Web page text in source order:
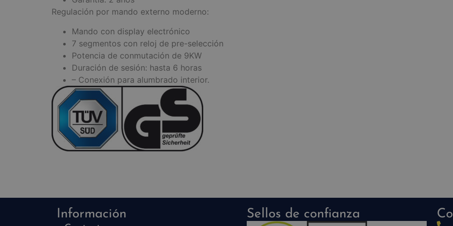
Regulación por mando externo moderno:
Mando con display electrónico
7 segmentos con reloj de pre-selección
Potencia de conmutación de 9KW
Duración de sesión: hasta 6 horas
– Conexión para alumbrado interior.
Información Sellos de confianza